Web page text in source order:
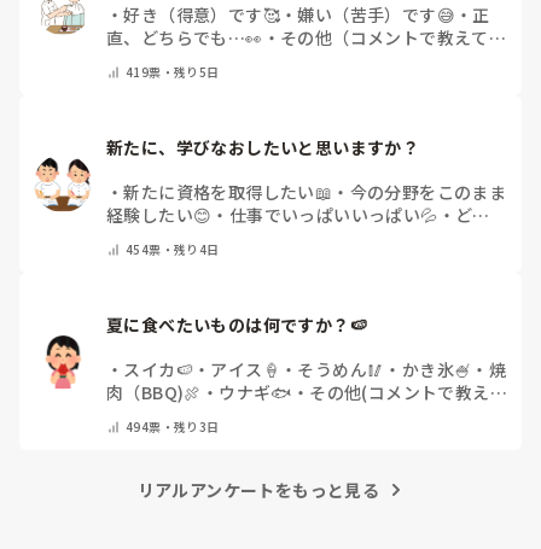
・好き（得意）です🥰・嫌い（苦手）です😅 ・ 正
直、どちらでも…👀 ・ その他（コメントで教えてく
419票・残り5日
新たに、学びなおしたいと思いますか？
・新たに資格を取得したい📖 ・ 今の分野をこのまま
経験したい😊 ・ 仕事でいっぱいいっぱい💦 ・ どん
教えてください）
454票・残り4日
夏に食べたいものは何ですか？🍉
・ スイカ🍉 ・ アイス🍦 ・ そうめん🥢 ・ かき氷🍧 ・ 焼
肉（BBQ)🍖 ・ ウナギ🐟 ・ その他(コメントで教え
494票・残り3日
リアルアンケートをもっと見る